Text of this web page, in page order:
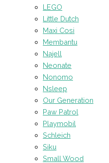
LEGO
Little Dutch
Maxi Cosi
Membantu
Najell
Neonate
Nonomo
Nsleep
Our Generation
Paw Patrol
Playmobil
Schleich
Siku
Small Wood